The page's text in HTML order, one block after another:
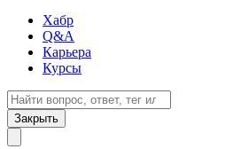
Хабр
Q&A
Карьера
Курсы
Закрыть